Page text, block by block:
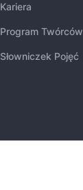
Kariera
Program Twórców
Słowniczek Pojęć